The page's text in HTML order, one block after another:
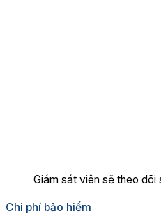
Giám sát viên sẽ theo
Chi phí bảo hiểm